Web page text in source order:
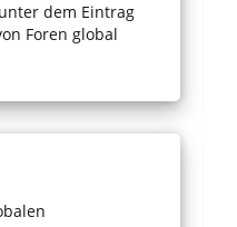
dem Eintrag
Foren global